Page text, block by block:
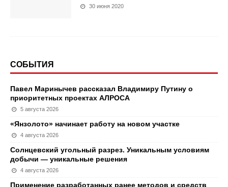
30 июня 2020
СОБЫТИЯ
Павел Маринычев рассказал Владимиру Путину о
приоритетных проектах АЛРОСА
5 августа 2026
«Янзолото» начинает работу на новом участке
4 августа 2026
Солнцевский угольный разрез. Уникальным условиям
добычи — уникальные решения
4 августа 2026
Применение разработанных ранее методов и средств